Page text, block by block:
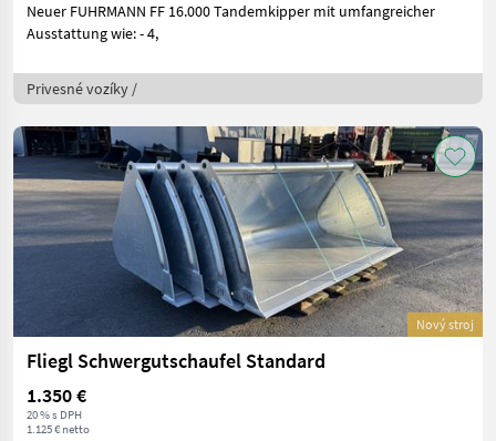
Neuer FUHRMANN FF 16.000 Tandemkipper mit umfangreicher
Ausstattung wie: - 4,
Privesné vozíky /
Nový stroj
Fliegl Schwergutschaufel Standard
1.350 €
20 % s DPH
1.125 € netto